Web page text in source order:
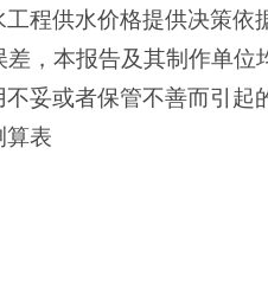
程供水价格提供决策
，本报告及其制作单位
妥或者保管不善而引起
算表